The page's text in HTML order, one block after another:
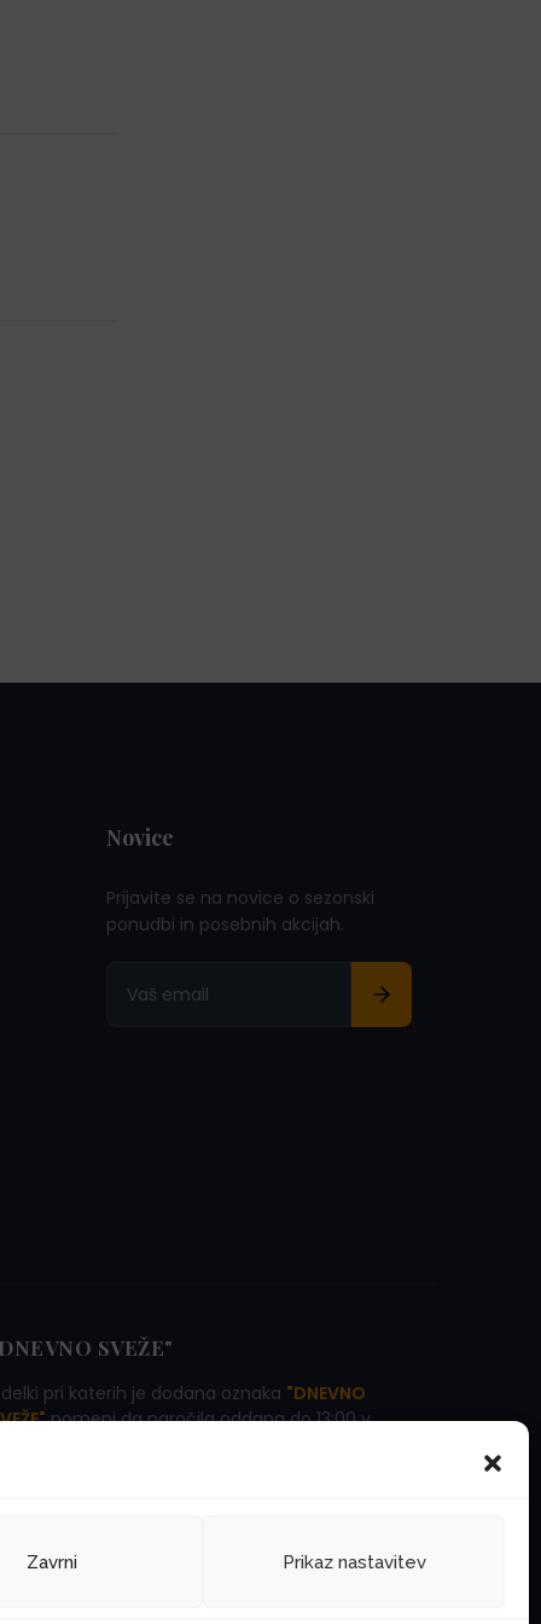
Zavrni Prikaz nastavitev
Novice
Prijavite se na novice o sezonski
ponudbi in posebnih akcijah.
SVEŽE"
pri katerih je dodana oznaka "DNEVNO
pomeni da naročila oddana do 13:00 v
Pogoji uporabe Piškotki